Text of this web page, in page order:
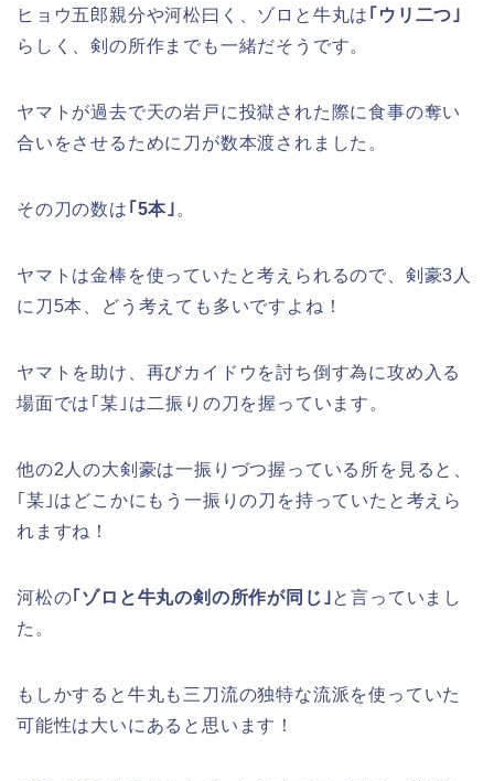
ヒョウ五郎親分や河松曰く、ゾロと牛丸は ｢ウリ二つ｣
らしく、剣の所作までも一緒だそうです。
ヤマトが過去で天の岩戸に投獄された際に食事の奪い
合いをさせるために刀が数本渡されました。
その刀の数は ｢5本｣ 。
ヤマトは金棒を使っていたと考えられるので、剣豪3人
に刀5本、どう考えても多いですよね！
ヤマトを助け、再びカイドウを討ち倒す為に攻め入る
場面では｢某｣は二振りの刀を握っています。
他の2人の大剣豪は一振りづつ握っている所を見ると、
｢某｣はどこかにもう一振りの刀を持っていたと考えら
れますね！
河松の｢ゾロと牛丸の剣の所作が同じ｣ と言っていまし
た。
もしかすると牛丸も三刀流の独特な流派を使っていた
可能性は大いにあると思います！